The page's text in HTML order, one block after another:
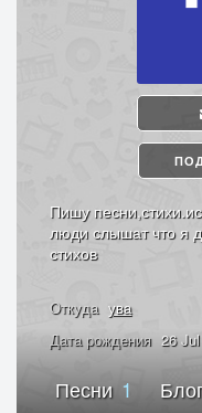
Пишу
люди слышат что я
стихов
Откуда ува
Дата рождения 26
Песни1